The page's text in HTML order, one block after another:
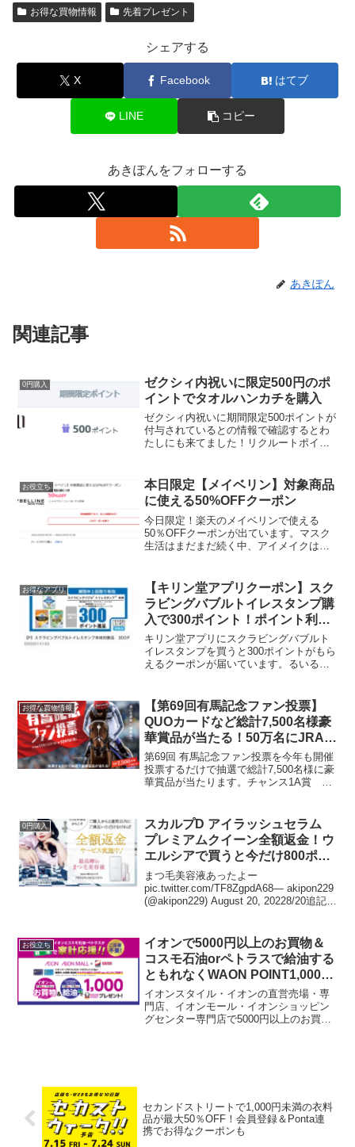
お得な買物情報 先着プレゼント
シェアする
X Facebook はてブ
LINE コピー
あきぽんをフォローする
あきぽん
関連記事
0円購入
ゼクシィ内祝いに限定500円のポ
イントでタオルハンカチを購入
ゼクシィ内祝いに期間限定500ポイントが
付与されているとの情報で確認するとわ
たしにも来てました！リクルートポイン
で、お届け先を同一住所でも自分宛でな
く、家族宛にすれば...
お役立ち
本日限定【メイベリン】対象商品
に使える50%OFFクーポン
今日限定！楽天のメイベリンで使える
50％OFFクーポンが出ています。マスク
生活はまだまだ続く中、アイメイクは必
ちら
お得なアプリ
【キリン堂アプリクーポン】スク
ラビングバブルトイレスタンプ購
入で300ポイント！ポイント利用
で実質無料
キリン堂アプリにスクラビングバブルト
イレスタンプを買うと300ポイントがもら
えるクーポンが届いています。るいるい
イントクーポン＆お店によっては3割引と
かうらやまし...
お得な買物情報
【第69回有馬記念ファン投票】
QUOカードなど総計7,500名様豪
華賞品が当たる！50万名にJRAオ
リジナルカレンダーも！
第69回 有馬記念ファン投票を今年も開催
投票するだけで抽選で総計7,500名様に豪
華賞品が当たります。チャンス1A賞 1
念当日 中山競馬招待席（ペア）＋JT...
0円購入
スカルプD アイラッシュセラム
プレミアムクイーン全額返金！ウ
エルシアで買うと今だけ800ポイ
ントプレゼント
まつ毛美容液あったよー
pic.twitter.com/TF8ZgpdA68— akipon229
(@akipon229) August 20, 20228/20追記ス
お役立ち
イオンで5000円以上のお買物＆
コスモ石油orペトラスで給油する
ともれなくWAON POINT1,000ポ
イントもらえる
イオンスタイル・イオンの直営売場・専
門店、イオンモール・イオンショッピン
グセンター専門店で5000円以上のお買物
セカンドストリートで1,000円未満の衣料
品が最大50％OFF！会員登録＆Ponta連
携でお得なクーポンも